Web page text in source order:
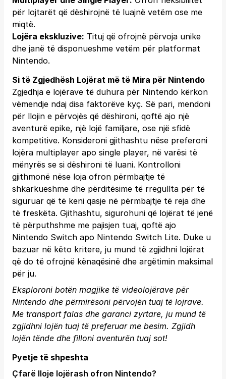
për lojtarët që dëshirojnë të luajnë vetëm ose me
miqtë.
Lojëra ekskluzive: Tituj që ofrojnë përvoja unike
dhe janë të disponueshme vetëm për platformat
Nintendo.
Si të Zgjedhësh Lojërat më të Mira për Nintendo
Zgjedhja e lojërave të duhura për Nintendo kërkon
vëmendje ndaj disa faktorëve kyç. Së pari, mendoni
për llojin e përvojës që dëshironi, qoftë ajo një
aventurë epike, një lojë familjare, ose një sfidë
kompetitive. Konsideroni gjithashtu nëse preferoni
lojëra multiplayer apo single player, në varësi të
mënyrës se si dëshironi të luani. Kontrolloni
gjithmonë nëse loja ofron përmbajtje të
shkarkueshme dhe përditësime të rregullta për të
siguruar që të keni qasje në përmbajtje të reja dhe
të freskëta. Gjithashtu, sigurohuni që lojërat të jenë
të përputhshme me pajisjen tuaj, qoftë ajo
Nintendo Switch apo Nintendo Switch Lite. Duke u
bazuar në këto kritere, ju mund të zgjidhni lojërat
që do të ofrojnë kënaqësinë dhe argëtimin maksimal
për ju.
Eksploroni botën magjike të videolojërave për
Nintendo dhe përmirësoni përvojën tuaj të lojrave.
Me transport falas dhe garanci zyrtare, ju mund të
zgjidhni lojën tuaj të preferuar me besim. Zgjidh
lojën tënde dhe filloni aventurën tuaj sot!
Pyetje të shpeshta
Çfarë lloje lojërash ofron Nintendo?